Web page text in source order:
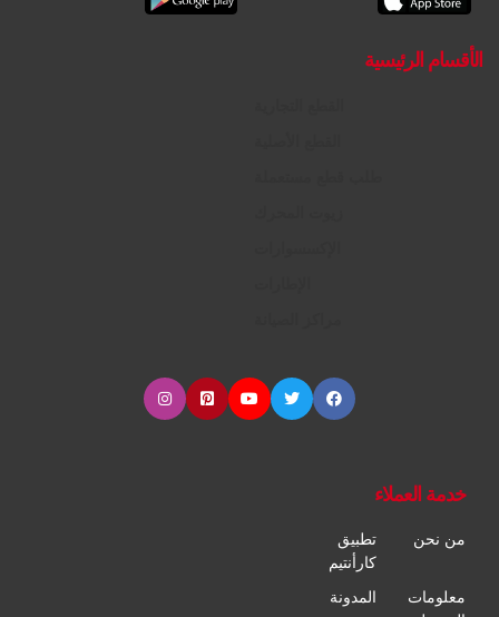
الأقسام الرئيسية
خدمة العملاء
من نحن
تطبيق
كارأنتيم
معلومات
المدونة